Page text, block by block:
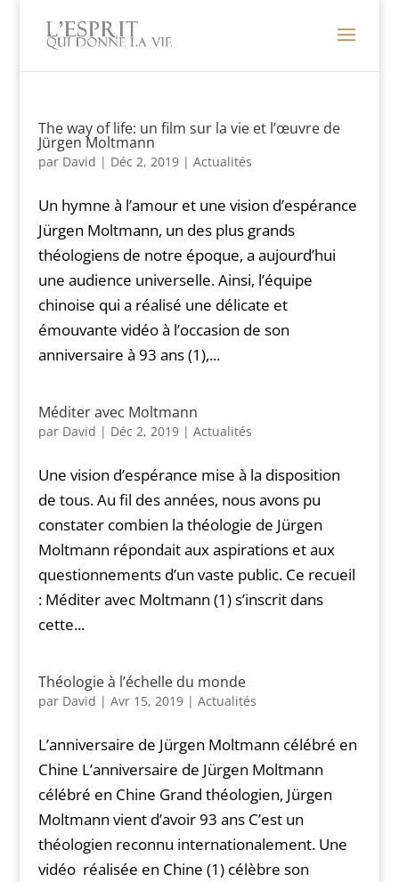
The way of life: un film sur la vie et l’œuvre de
Jürgen Moltmann
par David | Déc 2, 2019| Actualités
Un hymne à l’amour et une vision d’espérance
Jürgen Moltmann, un des plus grands
théologiens de notre époque, a aujourd’hui
une audience universelle. Ainsi, l’équipe
chinoise qui a réalisé une délicate et
émouvante vidéo à l’occasion de son
anniversaire à 93 ans (1),...
Méditer avec Moltmann
par David | Déc 2, 2019| Actualités
Une vision d’espérance mise à la disposition
de tous. Au fil des années, nous avons pu
constater combien la théologie de Jürgen
Moltmann répondait aux aspirations et aux
questionnements d’un vaste public. Ce recueil
: Méditer avec Moltmann (1) s’inscrit dans
cette...
Théologie à l’échelle du monde
par David | Avr 15, 2019| Actualités
L’anniversaire de Jürgen Moltmann célébré en
Chine L’anniversaire de Jürgen Moltmann
célébré en Chine Grand théologien, Jürgen
Moltmann vient d’avoir 93 ans C’est un
théologien reconnu internationalement. Une
vidéo réalisée en Chine (1) célèbre son